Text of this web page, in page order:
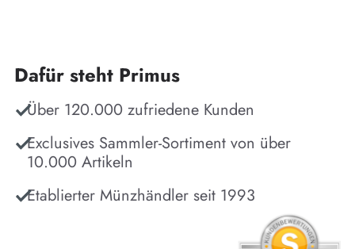
Dafür steht Primus
Über 120.000 zufriedene Kunden
Exclusives Sammler-Sortiment von über
10.000 Artikeln
Etablierter Münzhändler seit 1993